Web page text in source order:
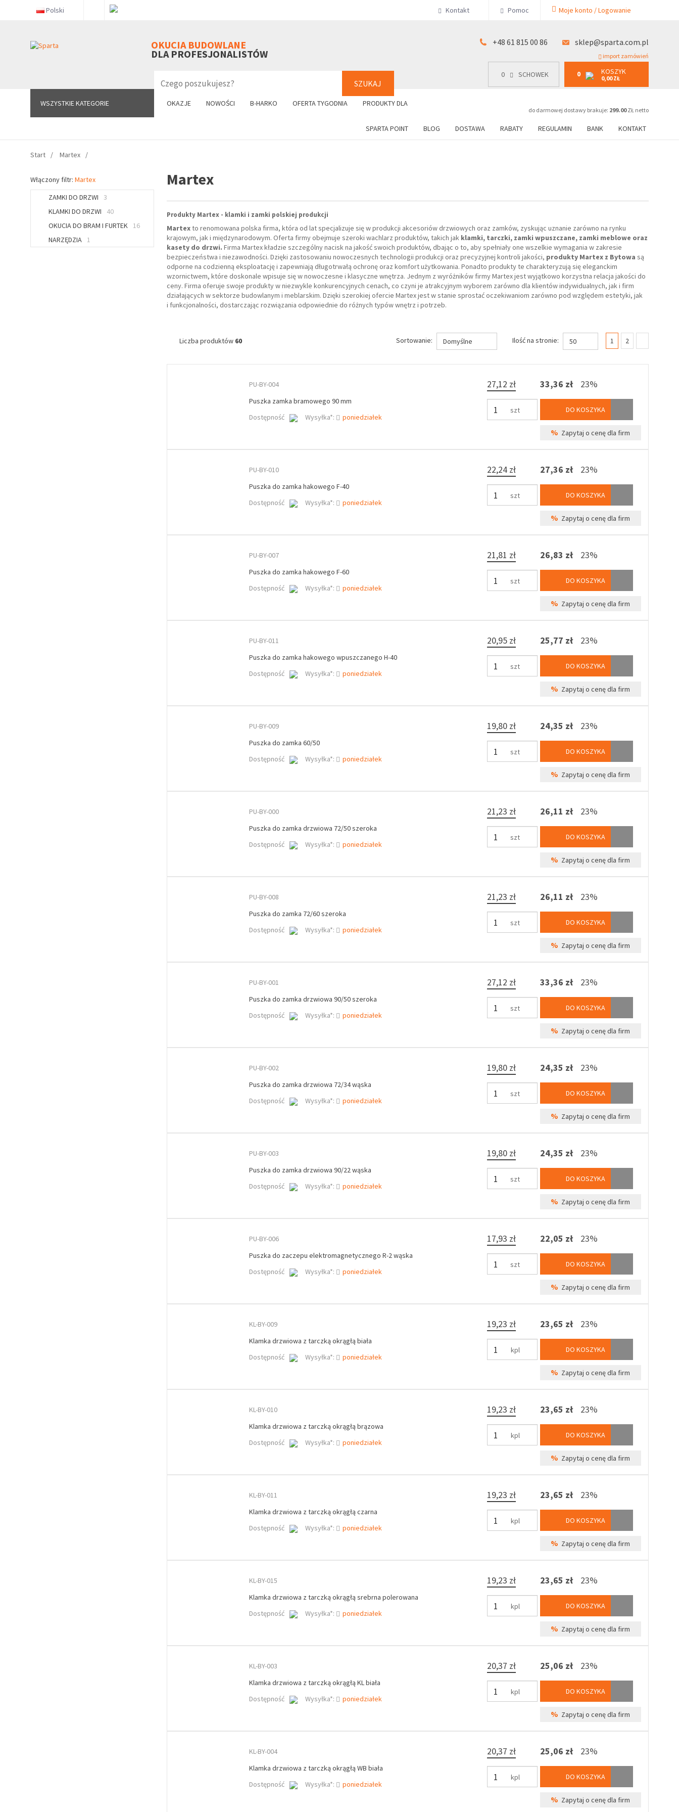
Polski Kontakt Pomoc Moje konto / Logowanie
OKUCIA BUDOWLANE
DLA PROFESJONALISTÓW
SZUKAJ
+48 61 815 00 86 sklep@sparta.com.pl
import zamówień
0 SCHOWEK 0 KOSZYK
0,00 ZŁ
do darmowej dostawy brakuje: 299.00ZŁ netto
WSZYSTKIE KATEGORIE OKAZJE NOWOŚCI B-HARKO OFERTA TYGODNIA PRODUKTY DLA
SPARTA POINT BLOG DOSTAWA RABATY REGULAMIN BANK KONTAKT
WSZYSTKIE KATEGORIE 0 SCHOWEK 0 KOSZYK
0,00 ZŁ
+48 61 815 00 86
Start Martex
Włączony filtr: Martex
ZAMKI DO DRZWI
3
KLAMKI DO DRZWI
40
OKUCIA DO BRAM I FURTEK
16
NARZĘDZIA
1
Martex
Produkty Martex - klamki i zamki polskiej produkcji
Martexto renomowana polska firma, która od lat specjalizuje się w produkcji akcesoriów drzwiowych oraz zamków, zyskując uznanie zarówno na rynku
krajowym, jak i międzynarodowym. Oferta firmy obejmuje szeroki wachlarz produktów, takich jak klamki, tarczki, zamki wpuszczane, zamki meblowe oraz
kasety do drzwi. Firma Martex kładzie szczególny nacisk na jakość swoich produktów, dbając o to, aby spełniały one wszelkie wymagania w zakresie
bezpieczeństwa i niezawodności. Dzięki zastosowaniu nowoczesnych technologii produkcji oraz precyzyjnej kontroli jakości, produkty Martex z Bytowa są
odporne na codzienną eksploatację i zapewniają długotrwałą ochronę oraz komfort użytkowania. Ponadto produkty te charakteryzują się eleganckim
wzornictwem, które doskonale wpisuje się w nowoczesne i klasyczne wnętrza. Jednym z wyróżników firmy Martex jest wyjątkowo korzystna relacja jakości do
ceny. Firma oferuje swoje produkty w niezwykle konkurencyjnych cenach, co czyni je atrakcyjnym wyborem zarówno dla klientów indywidualnych, jak i firm
działających w sektorze budowlanym i meblarskim. Dzięki szerokiej ofercie Martex jest w stanie sprostać oczekiwaniom zarówno pod względem estetyki, jak
i funkcjonalności, dostarczając rozwiązania odpowiednie do różnych typów wnętrz i potrzeb.
Liczba produktów 60 Sortowanie: Domyślne Ilość na stronie: 50 1 (current)
2
PU-BY-004
Puszka zamka bramowego 90 mm
Dostępność
Wysyłka*: poniedziałek
27,12 zł
szt
33,36 zł 23%
DO KOSZYKA
% Zapytaj o cenę dla firm
PU-BY-010
Puszka do zamka hakowego F-40
Dostępność
Wysyłka*: poniedziałek
22,24 zł
szt
27,36 zł 23%
DO KOSZYKA
% Zapytaj o cenę dla firm
PU-BY-007
Puszka do zamka hakowego F-60
Dostępność
Wysyłka*: poniedziałek
21,81 zł
szt
26,83 zł 23%
DO KOSZYKA
% Zapytaj o cenę dla firm
PU-BY-011
Puszka do zamka hakowego wpuszczanego H-40
Dostępność
Wysyłka*: poniedziałek
20,95 zł
szt
25,77 zł 23%
DO KOSZYKA
% Zapytaj o cenę dla firm
PU-BY-009
Puszka do zamka 60/50
Dostępność
Wysyłka*: poniedziałek
19,80 zł
szt
24,35 zł 23%
DO KOSZYKA
% Zapytaj o cenę dla firm
PU-BY-000
Puszka do zamka drzwiowa 72/50 szeroka
Dostępność
Wysyłka*: poniedziałek
21,23 zł
szt
26,11 zł 23%
DO KOSZYKA
% Zapytaj o cenę dla firm
PU-BY-008
Puszka do zamka 72/60 szeroka
Dostępność
Wysyłka*: poniedziałek
21,23 zł
szt
26,11 zł 23%
DO KOSZYKA
% Zapytaj o cenę dla firm
PU-BY-001
Puszka do zamka drzwiowa 90/50 szeroka
Dostępność
Wysyłka*: poniedziałek
27,12 zł
szt
33,36 zł 23%
DO KOSZYKA
% Zapytaj o cenę dla firm
PU-BY-002
Puszka do zamka drzwiowa 72/34 wąska
Dostępność
Wysyłka*: poniedziałek
19,80 zł
szt
24,35 zł 23%
DO KOSZYKA
% Zapytaj o cenę dla firm
PU-BY-003
Puszka do zamka drzwiowa 90/22 wąska
Dostępność
Wysyłka*: poniedziałek
19,80 zł
szt
24,35 zł 23%
DO KOSZYKA
% Zapytaj o cenę dla firm
PU-BY-006
Puszka do zaczepu elektromagnetycznego R-2 wąska
Dostępność
Wysyłka*: poniedziałek
17,93 zł
szt
22,05 zł 23%
DO KOSZYKA
% Zapytaj o cenę dla firm
KL-BY-009
Klamka drzwiowa z tarczką okrągłą biała
Dostępność
Wysyłka*: poniedziałek
19,23 zł
kpl
23,65 zł 23%
DO KOSZYKA
% Zapytaj o cenę dla firm
KL-BY-010
Klamka drzwiowa z tarczką okrągłą brązowa
Dostępność
Wysyłka*: poniedziałek
19,23 zł
kpl
23,65 zł 23%
DO KOSZYKA
% Zapytaj o cenę dla firm
KL-BY-011
Klamka drzwiowa z tarczką okrągłą czarna
Dostępność
Wysyłka*: poniedziałek
19,23 zł
kpl
23,65 zł 23%
DO KOSZYKA
% Zapytaj o cenę dla firm
KL-BY-015
Klamka drzwiowa z tarczką okrągłą srebrna polerowana
Dostępność
Wysyłka*: poniedziałek
19,23 zł
kpl
23,65 zł 23%
DO KOSZYKA
% Zapytaj o cenę dla firm
KL-BY-003
Klamka drzwiowa z tarczką okrągłą KL biała
Dostępność
Wysyłka*: poniedziałek
20,37 zł
kpl
25,06 zł 23%
DO KOSZYKA
% Zapytaj o cenę dla firm
KL-BY-004
Klamka drzwiowa z tarczką okrągłą WB biała
Dostępność
Wysyłka*: poniedziałek
20,37 zł
kpl
25,06 zł 23%
DO KOSZYKA
% Zapytaj o cenę dla firm